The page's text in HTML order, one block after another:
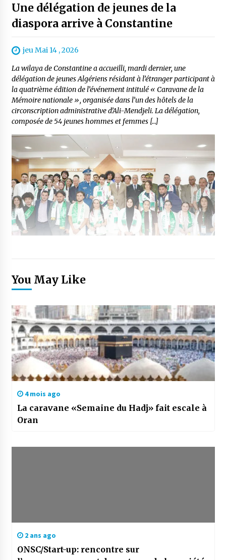
Une délégation de jeunes de la
diaspora arrive à Constantine
jeu Mai 14 , 2026
La wilaya de Constantine a accueilli, mardi dernier, une
délégation de jeunes Algériens résidant à l’étranger participant à
la quatrième édition de l’événement intitulé « Caravane de la
Mémoire nationale », organisée dans l’un des hôtels de la
circonscription administrative d’Ali-Mendjeli. La délégation,
composée de 54 jeunes hommes et femmes […]
You May Like
4 mois ago
La caravane «Semaine du Hadj» fait escale à
Oran
2 ans ago
ONSC/Start-up: rencontre sur